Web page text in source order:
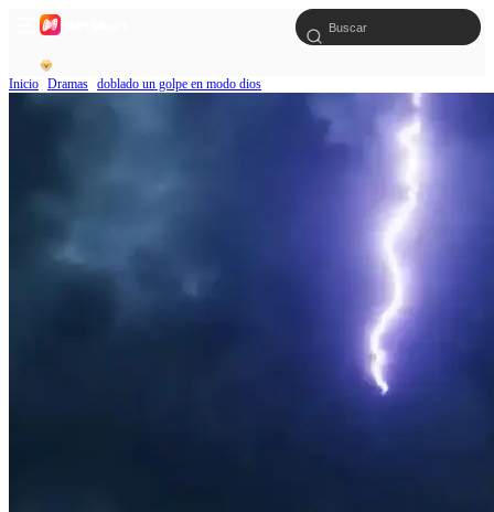
Inicio Dramas doblado un golpe en modo dios